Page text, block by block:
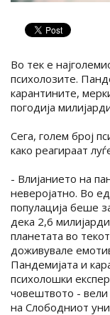
Во тек е
психолозите.
карантините,
погодија
Сега, голем број
како реагираат
- Влијанието на
неверојатно. Во
популација беше
дека 2,6
планетата во
доживувале
Пандемијата и
психолошки
човештвото -
на Слободниот